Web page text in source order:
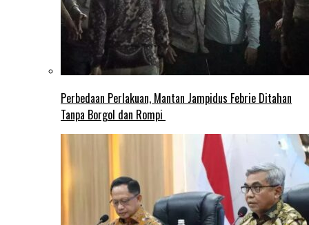
Perbedaan Perlakuan, Mantan Jampidus Febrie Ditahan
Tanpa Borgol dan Rompi